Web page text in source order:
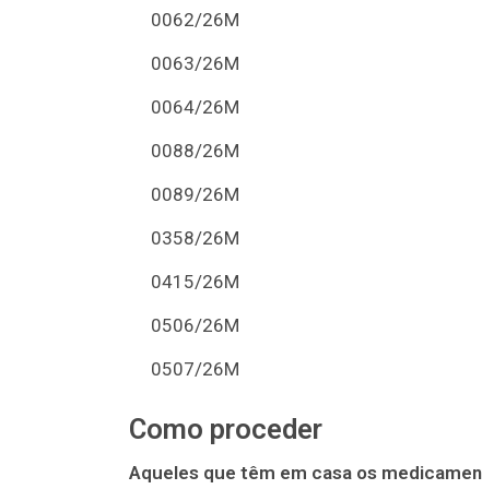
0062/26M
0063/26M
0064/26M
0088/26M
0089/26M
0358/26M
0415/26M
0506/26M
0507/26M
Como proceder
Aqueles que têm em casa os